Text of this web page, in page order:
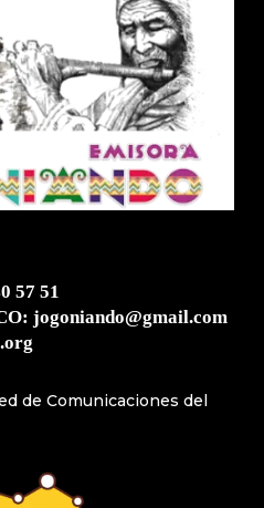
57 51
jogoniando@gmail.com
de Comunicaciones del